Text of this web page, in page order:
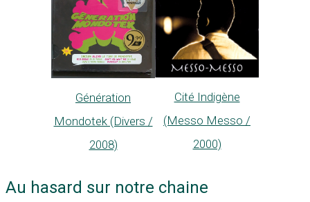
Génération
Mondotek (Divers /
2008)
Cité Indigène
(Messo Messo /
2000)
Au hasard sur notre chaine